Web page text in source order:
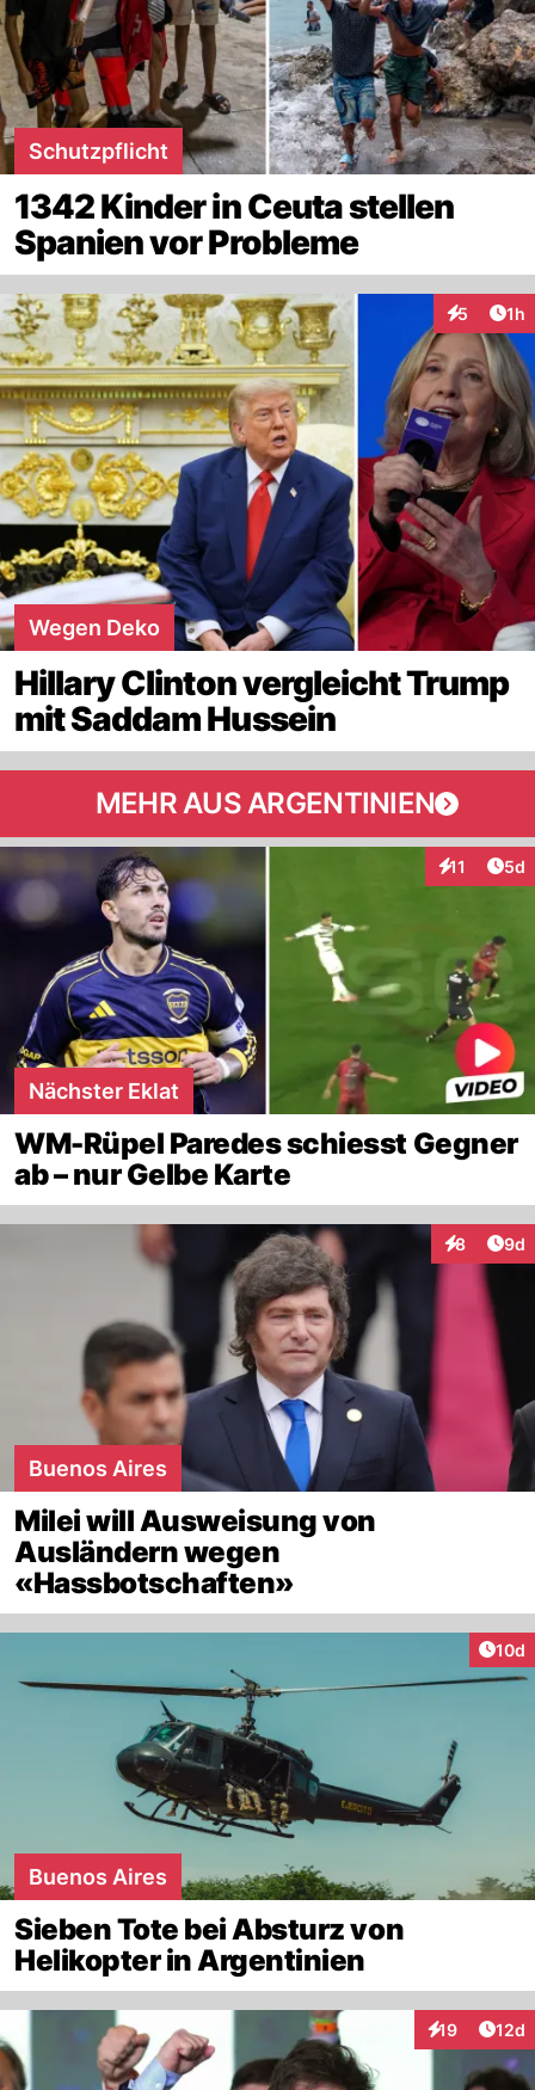
Schutzpflicht
1342 Kinder in Ceuta stellen
Spanien vor Probleme
5 1h
Wegen Deko
Hillary Clinton vergleicht Trump
mit Saddam Hussein
MEHR AUS ARGENTINIEN
11 5d
Nächster Eklat
WM-Rüpel Paredes schiesst Gegner
ab – nur Gelbe Karte
8 9d
Buenos Aires
Milei will Ausweisung von
Ausländern wegen
«Hassbotschaften»
10d
Buenos Aires
Sieben Tote bei Absturz von
Helikopter in Argentinien
19
Interaktionen
12d